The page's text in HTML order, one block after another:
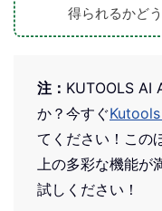
得られるかど
注： KUTOOLS AI
か？今すぐ
てください！この
上の多彩な機能が
試しください！